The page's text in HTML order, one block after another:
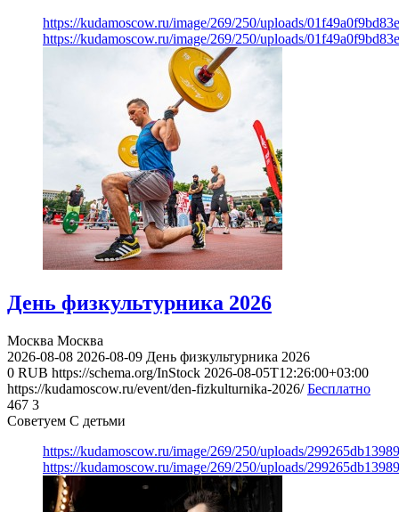
https://kudamoscow.ru/image/269/250/uploads/
https://kudamoscow.ru/image/269/250/uploads/
День физкультурника 2026
Москва Москва
2026-08-08 2026-08-09 День физкультурника 2026
0 RUB https://schema.org/InStock 2026-08-05T12:26:00+03:00
https://kudamoscow.ru/event/den-fizkulturnika-2026/ Бесплатно
467 3
Советуем С детьми
https://kudamoscow.ru/image/269/250/uploads/
https://kudamoscow.ru/image/269/250/uploads/